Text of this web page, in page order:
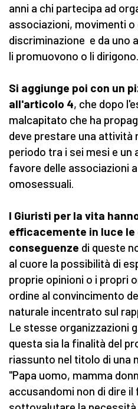
anni a chi partecipa ad
associazioni, movimenti
discriminazione e da uno
li promuovono o li dirigono.
Si aggiunge poi con un
all'articolo 4, che dopo
malcapitato che ha
deve prestare una attività
periodo tra i sei mesi e un
favore delle associazioni
omosessuali.
I Giuristi per la vita
efficacemente in luce
conseguenze di queste
al cuore la possibilità di
proprie opinioni o i propri
ordine al convincimento
naturale incentrato sul
Le stesse organizzazioni
questa sia la finalità del
riassunto nel titolo di una
"Papa uomo, mamma
accusandomi non di dire il